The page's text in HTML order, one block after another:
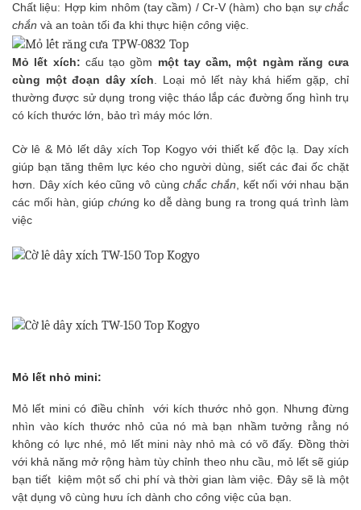
Chất liệu: Hợp kim nhôm (tay cầm) / Cr-V (hàm) cho bạn sựchắc
chắn và an toàn tối đa khi thực hiện công việc.
Mỏ lết xích: cấu tạo gồm một tay cầm, một ngàm răng cưa
cùng một đoạn dây xích . Loại mỏ lết này khá hiếm gặp, chỉ
thường được sử dụng trong việc tháo lắp các đường ống hình trụ
có kích thước lớn, bảo trì máy móc lớn.
Cờ lê & Mỏ lết dây xích Top Kogyo với thiết kế độc lạ. Day xích
giúp bạn tăng thêm lực kéo cho người dùng, siết các đai ốc chặt
hơn. Dây xích kéo cũng vô cùngchắc chắn, kết nối với nhau bặn
các mối hàn, giúpchúng ko dễ dàng bung ra trong quá trình làm
việc
Mỏ lết nhỏ mini:
Mỏ lết mini có điều chỉnh với kích thước nhỏ gọn. Nhưng đừng
nhìn vào kích thước nhỏ của nó mà bạn nhầm tưởng rằng nó
không có lực nhé, mỏ lết mini này nhỏ mà có võ đấy. Đồng thời
với khả năng mở rộng hàm tùy chỉnh theo nhu cầu, mỏ lết sẽ giúp
bạn tiết kiệm một số chi phí và thời gian làm việc. Đây sẽ là một
vật dụng vô cùng hưu ích dành cho công việc của bạn.